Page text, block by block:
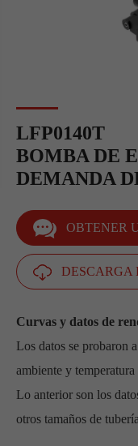
LFP0140T
BOMBA DE
DEMANDA
OBTENER
DESCARGA
Curvas y datos de
Los datos se probaron
ambiente y
Lo anterior son los
otros tamaños de